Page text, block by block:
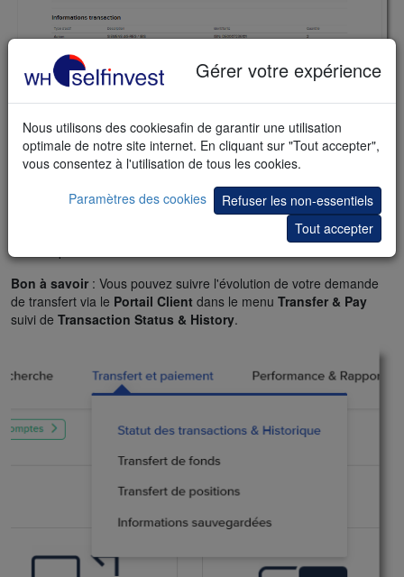
: Donnez des instructions à votre courtier tiers (porteur)
en utilisant la procédure qu'il a définie. IBKR ne sera pas en
mesure de traiter les transferts qui ne sont pas correctement
Bon à savoir : Vous pouvez suivre l'évolution de votre demande
de transfert via le Portail Client dans le menu Transfer & Pay
suivi de Transaction Status & History.
Gérer votre expérience
Nous utilisons des cookiesafin de garantir une utilisation
optimale de notre site internet. En cliquant sur "Tout accepter",
vous consentez à l'utilisation de tous les cookies.
Paramètres des cookies
Refuser les non-essentiels
Tout accepter